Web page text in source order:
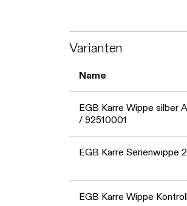
Varianten
Name
EGB Karre Wippe silber
/ 92510001
EGB Karre Serienwippe
EGB Karre Wippe